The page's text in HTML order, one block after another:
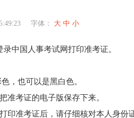
字体： 大 中 小
中国人事考试网打印准考证。
，也可以是黑白色。
准考证的电子版保存下来。
印准考证后，请仔细核对本人身份